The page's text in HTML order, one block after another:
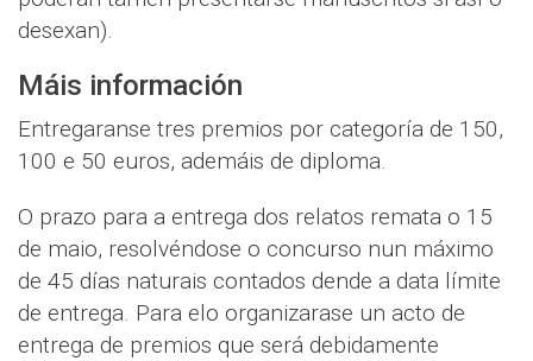
desexan).
Máis información
Entregaranse tres premios por categoría de 150,
100 e 50 euros, ademáis de diploma.
O prazo para a entrega dos relatos remata o 15
de maio, resolvéndose o concurso nun máximo
de 45 días naturais contados dende a data límite
de entrega. Para elo organizarase un acto de
entrega de premios que será debidamente